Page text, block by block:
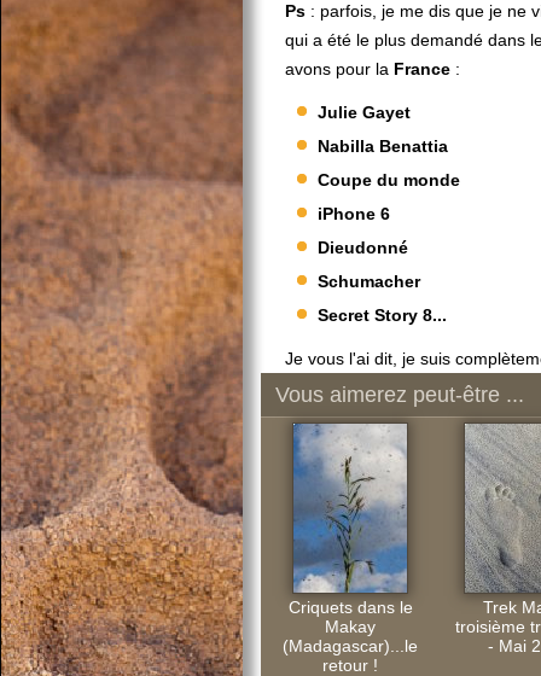
Ps : parfois, je me dis que je ne
qui a été le plus demandé dans
avons pour la France :
Julie Gayet
Nabilla Benattia
Coupe du monde
iPhone 6
Dieudonné
Schumacher
Secret Story 8...
Je vous l'ai dit, je suis
Vous aimerez peut-être ...
Criquets dans le
Makay
(Madagascar)...le
retour !
Trek
troisième
- Mai